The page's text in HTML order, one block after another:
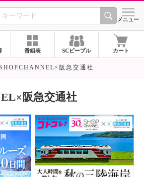
CHANNEL ショッ
メニュー
番組表 SCピープル カート
阪急交通社
阪急交通社